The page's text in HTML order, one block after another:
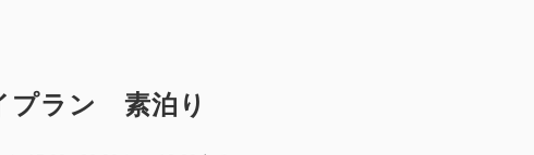
プラン 素泊り